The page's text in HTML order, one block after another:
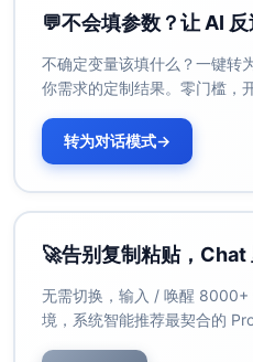
💬不会填参数？让 AI
不确定变量该填什么？一键转
你需求的定制结果。零门槛，
转为对话模式→
🚀告别复制粘贴，Chat
无需切换，输入 / 唤醒 8000+
境，系统智能推荐最契合的